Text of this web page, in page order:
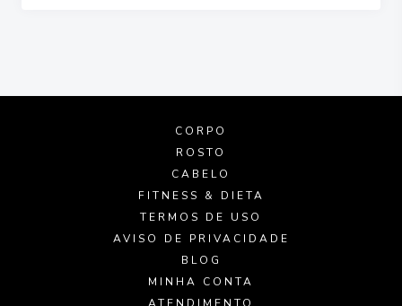
CORPO
ROSTO
CABELO
FITNESS & DIETA
TERMOS DE USO
AVISO DE PRIVACIDADE
BLOG
MINHA CONTA